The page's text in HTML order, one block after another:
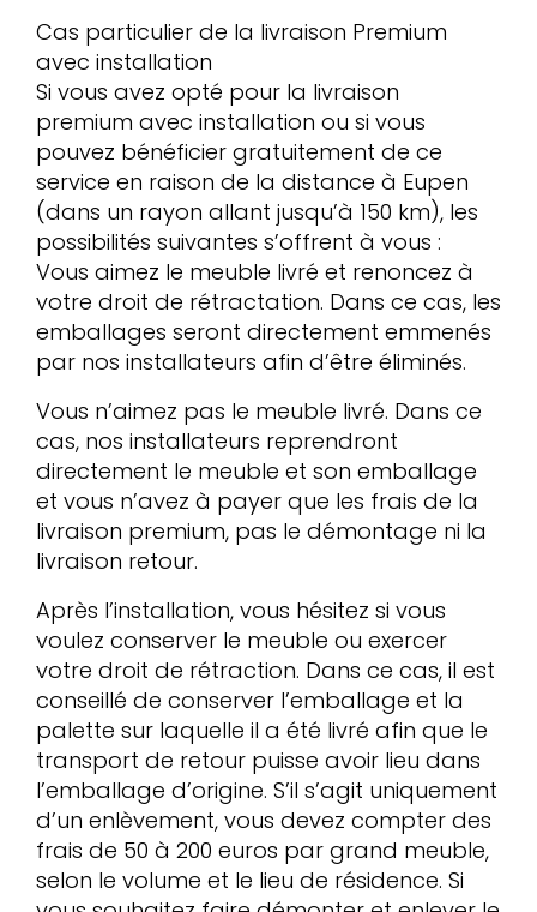
Cas particulier de la livraison Premium
avec installation
Si vous avez opté pour la livraison
premium avec installation ou si vous
pouvez bénéficier gratuitement de ce
service en raison de la distance à Eupen
(dans un rayon allant jusqu’à 150 km), les
possibilités suivantes s’offrent à vous :
Vous aimez le meuble livré et renoncez à
votre droit de rétractation. Dans ce cas, les
emballages seront directement emmenés
par nos installateurs afin d’être éliminés.
Vous n’aimez pas le meuble livré. Dans ce
cas, nos installateurs reprendront
directement le meuble et son emballage
et vous n’avez à payer que les frais de la
livraison premium, pas le démontage ni la
livraison retour.
Après l’installation, vous hésitez si vous
voulez conserver le meuble ou exercer
votre droit de rétraction. Dans ce cas, il est
conseillé de conserver l’emballage et la
palette sur laquelle il a été livré afin que le
transport de retour puisse avoir lieu dans
l’emballage d’origine. S’il s’agit uniquement
d’un enlèvement, vous devez compter des
frais de 50 à 200 euros par grand meuble,
selon le volume et le lieu de résidence. Si